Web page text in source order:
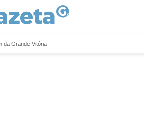
da Grande Vitória